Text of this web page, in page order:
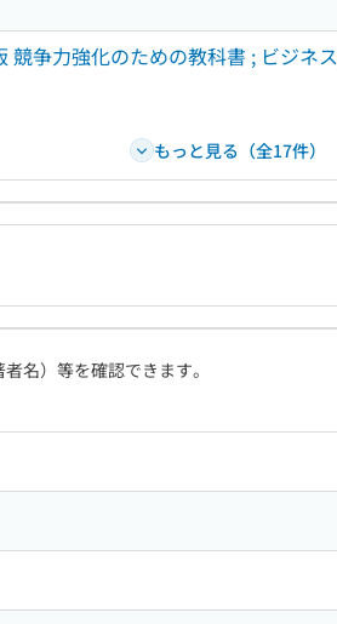
争力強化のための教科書 ; ビジネ
もっと見る（全17件）
名）等を確認できます。